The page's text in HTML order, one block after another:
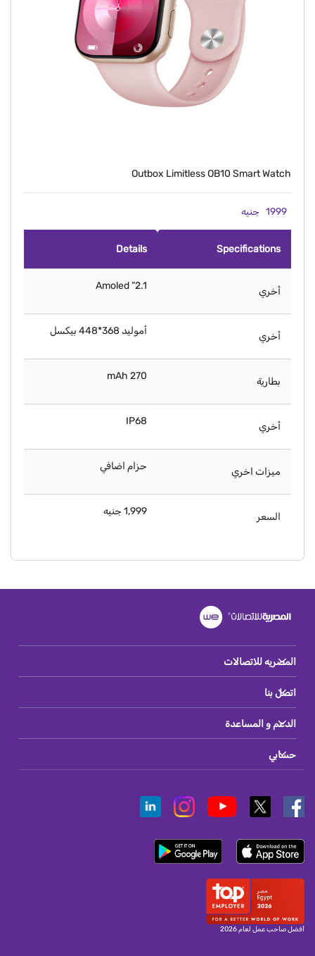
Outbox Limitless OB10 Smart Watch
1999 جنيه
Specifications
Details
أخري 2.1” Amoled
أخري أموليد 368*448 بيكسل
بطارية 270 mAh
أخري IP68
ميزات اخري حزام اضافي
السعر 1,999 جنيه
المصريه للاتصالات
اتصل بنا
الدعم و المساعدة
حسابي
أفضل صاحب عمل لعام 2026